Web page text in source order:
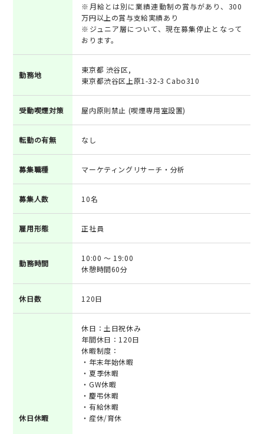
※月給とは別に業績連動制の賞与があり、300
万円以上の賞与支給実績あり
※ジュニア層について、現在募集停止となって
おります。
勤務地
東京都 渋谷区,
東京都渋谷区上原1-32-3 Cabo310
受動喫煙対策 屋内原則禁止 (喫煙専用室設置)
転勤の有無 なし
募集職種 マーケティングリサーチ・分析
募集人数 10名
雇用形態 正社員
勤務時間
10:00 ～ 19:00
休憩時間60分
休日数 120日
休日休暇
休日：土日祝休み
年間休日：120日
休暇制度：
・年末年始休暇
・夏季休暇
・GW休暇
・慶弔休暇
・有給休暇
・産休/育休